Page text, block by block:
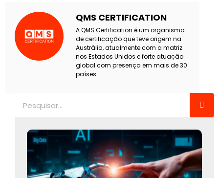
QMS CERTIFICATION
A QMS Certification é um organismo
de certificação que teve origem na
Austrália, atualmente com a matriz
nos Estados Unidos e forte atuação
global com presença em mais de 30
países.